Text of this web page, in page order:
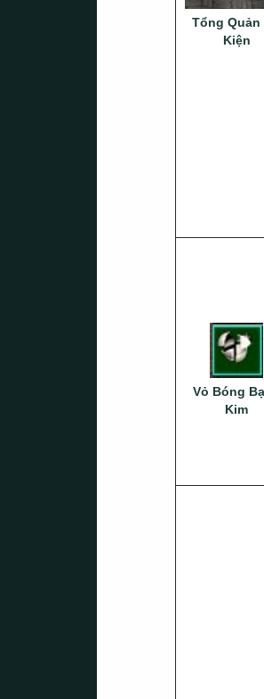
Tổng Quản
Kiện
Vỏ Bóng
Kim